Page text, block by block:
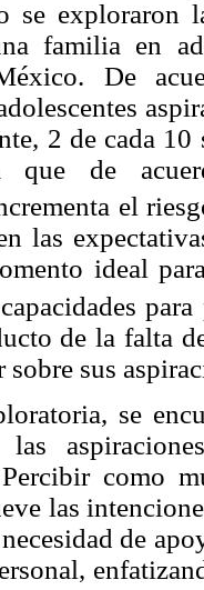
se exploraron
familia en
De
2 de cada
que de
el
las
ideal
de la falta
sus
se
las
Percibir como
las
de